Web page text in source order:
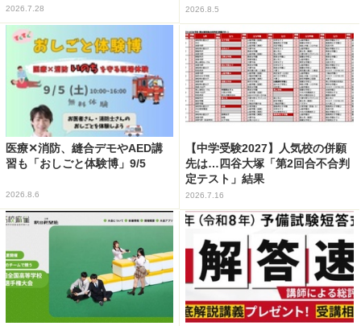
2026.7.28 2026.8.5
医療✕消防、縫合デモやAED講
習も「おしごと体験博」9/5
2026.8.6
【中学受験2027】人気校の併願
先は…四谷大塚「第2回合不合判
定テスト」結果
2026.7.16